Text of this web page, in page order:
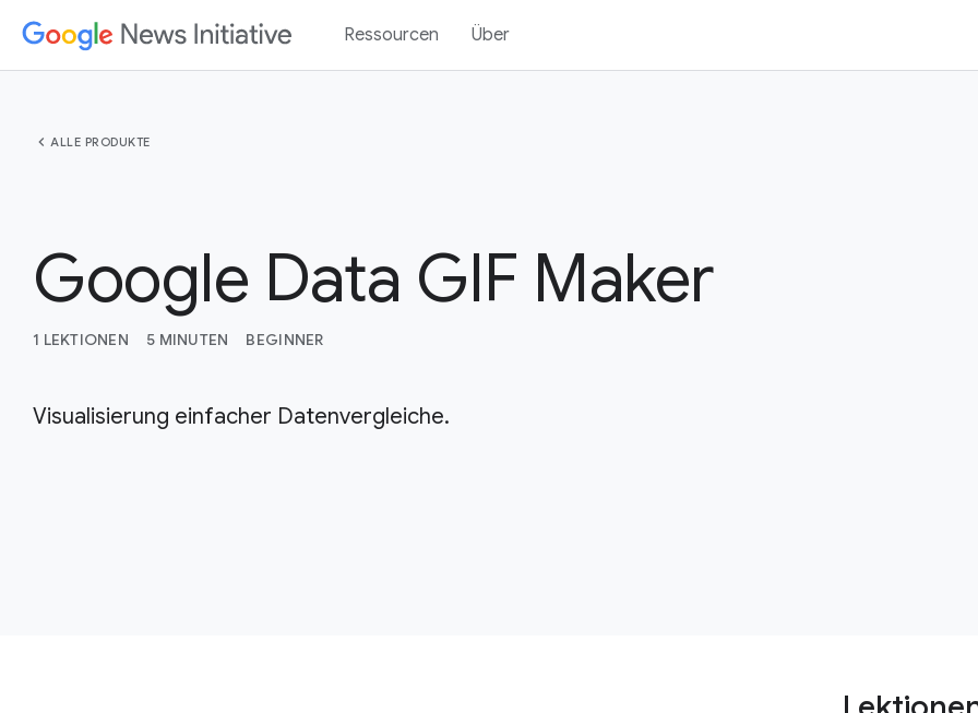
Ressourcen Über
chevron_left ALLE PRODUKTE
Google Data GIF Maker
1 LEKTIONEN 5 MINUTEN BEGINNER
Visualisierung einfacher Datenvergleiche.